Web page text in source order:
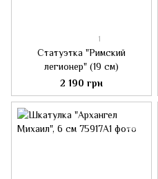
1
Статуэтка "Римский
легионер" (19 см)
2 190 грн